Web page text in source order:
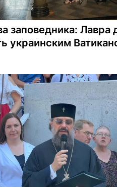
заповедника: Лавра
украинским